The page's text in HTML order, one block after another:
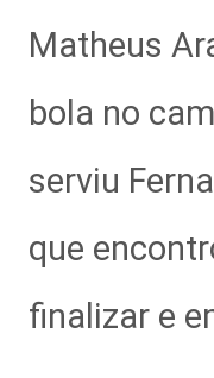
Matheus
bola no
serviu
que
finalizar e